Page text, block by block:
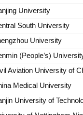
University
South University
University
(People’s)
Aviation University of
Medical University
University of